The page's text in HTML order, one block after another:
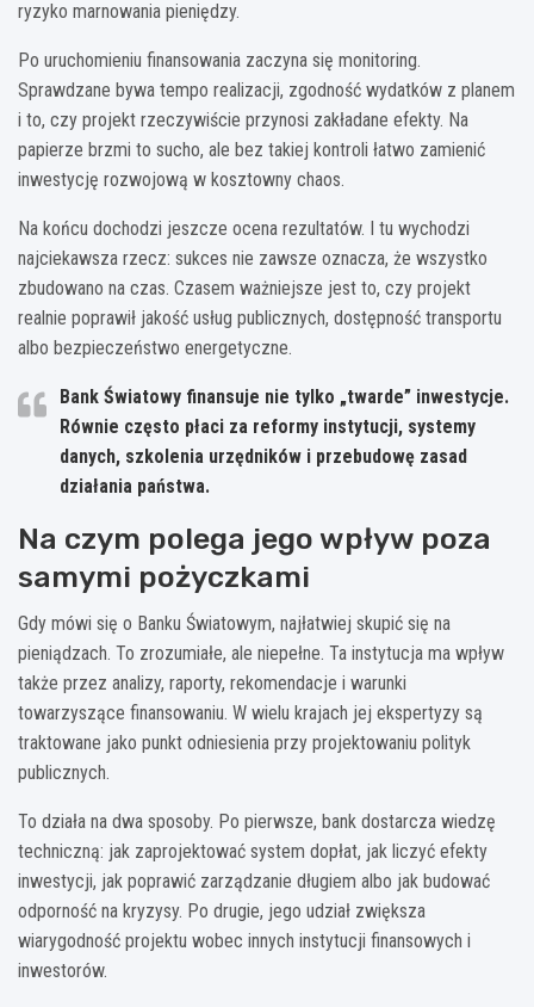
ryzyko marnowania pieniędzy.
Po uruchomieniu finansowania zaczyna się monitoring.
Sprawdzane bywa tempo realizacji, zgodność wydatków z planem
i to, czy projekt rzeczywiście przynosi zakładane efekty. Na
papierze brzmi to sucho, ale bez takiej kontroli łatwo zamienić
inwestycję rozwojową w kosztowny chaos.
Na końcu dochodzi jeszcze ocena rezultatów. I tu wychodzi
najciekawsza rzecz: sukces nie zawsze oznacza, że wszystko
zbudowano na czas. Czasem ważniejsze jest to, czy projekt
realnie poprawił jakość usług publicznych, dostępność transportu
albo bezpieczeństwo energetyczne.
Bank Światowy finansuje nie tylko „twarde” inwestycje.
Równie często płaci za reformy instytucji, systemy
danych, szkolenia urzędników i przebudowę zasad
działania państwa.
Na czym polega jego wpływ poza
samymi pożyczkami
Gdy mówi się o Banku Światowym, najłatwiej skupić się na
pieniądzach. To zrozumiałe, ale niepełne. Ta instytucja ma wpływ
także przez analizy, raporty, rekomendacje i warunki
towarzyszące finansowaniu. W wielu krajach jej ekspertyzy są
traktowane jako punkt odniesienia przy projektowaniu polityk
publicznych.
To działa na dwa sposoby. Po pierwsze, bank dostarcza wiedzę
techniczną: jak zaprojektować system dopłat, jak liczyć efekty
inwestycji, jak poprawić zarządzanie długiem albo jak budować
odporność na kryzysy. Po drugie, jego udział zwiększa
wiarygodność projektu wobec innych instytucji finansowych i
inwestorów.